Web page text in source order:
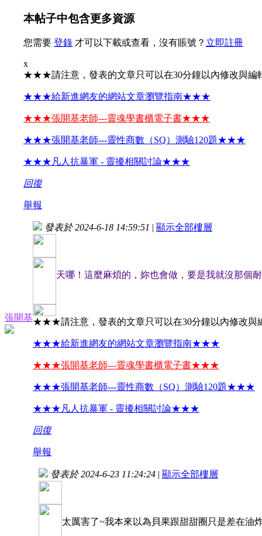
本帖子中包含更多資源
您需要 登錄 才可以下載或查看，沒有賬號？ 立即註冊
x
★★★請注意，發表的文章只可以在30分鐘以內修改與
★★★給新進網友的網站文章瀏覽指南★★★
★★★張開基老師---靈魂學書櫃電子書★★★
★★★張開基老師---靈性商數（SQ）測驗120題★★★
★★★凡人抗暴軍 - 靈擾相關討論★★★
回復
舉報
張開基
發表於 2024-6-18 14:59:51 | 顯示全部樓層
天哪！這麼麻煩的，妳也會做，要是我就沒那個耐
★★★請注意，發表的文章只可以在30分鐘以內修改
★★★給新進網友的網站文章瀏覽指南★★★
★★★張開基老師---靈魂學書櫃電子書★★★
★★★張開基老師---靈性商數（SQ）測驗120題★★★
★★★凡人抗暴軍 - 靈擾相關討論★★★
回復
舉報
發表於 2024-6-23 11:24:24 | 顯示全部樓層
太厲害了~我本來以為貝果跟甜甜圈只是差在油